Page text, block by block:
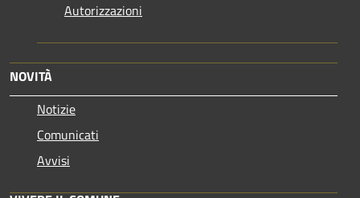
Autorizzazioni
NOVITÀ
Notizie
Comunicati
Avvisi